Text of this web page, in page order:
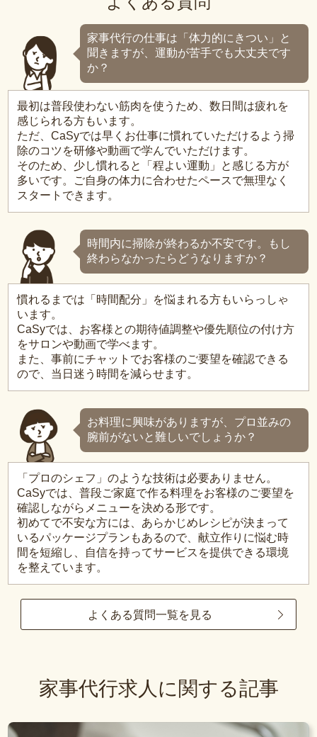
家事代行の仕事は「体力的にきつい」と
聞きますが、運動が苦手でも大丈夫です
か？
最初は普段使わない筋肉を使うため、数日間は疲れを
感じられる方もいます。
ただ、CaSyでは早くお仕事に慣れていただけるよう掃
除のコツを研修や動画で学んでいただけます。
そのため、少し慣れると「程よい運動」と感じる方が
多いです。ご自身の体力に合わせたペースで無理なく
スタートできます。
時間内に掃除が終わるか不安です。もし
終わらなかったらどうなりますか？
慣れるまでは「時間配分」を悩まれる方もいらっしゃ
います。
CaSyでは、お客様との期待値調整や優先順位の付け方
をサロンや動画で学べます。
また、事前にチャットでお客様のご要望を確認できる
ので、当日迷う時間を減らせます。
お料理に興味がありますが、プロ並みの
腕前がないと難しいでしょうか？
「プロのシェフ」のような技術は必要ありません。
CaSyでは、普段ご家庭で作る料理をお客様のご要望を
確認しながらメニューを決める形です。
初めてで不安な方には、あらかじめレシピが決まって
いるパッケージプランもあるので、献立作りに悩む時
間を短縮し、自信を持ってサービスを提供できる環境
を整えています。
よくある質問一覧を見る
家事代行求人に関する記事